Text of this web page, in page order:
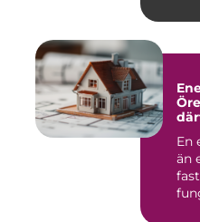
Örebro så
En
än